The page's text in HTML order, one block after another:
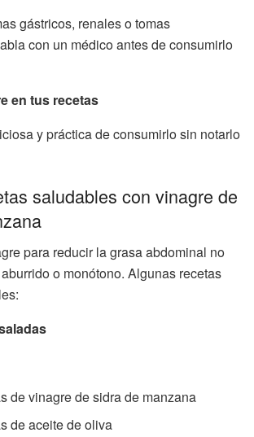
gástricos, renales o tomas
con un médico antes de consumirlo
en tus recetas
y práctica de consumirlo sin notarlo
saludables con vinagre de
para reducir la grasa abdominal no
o monótono. Algunas recetas
de vinagre de sidra de manzana
de aceite de oliva